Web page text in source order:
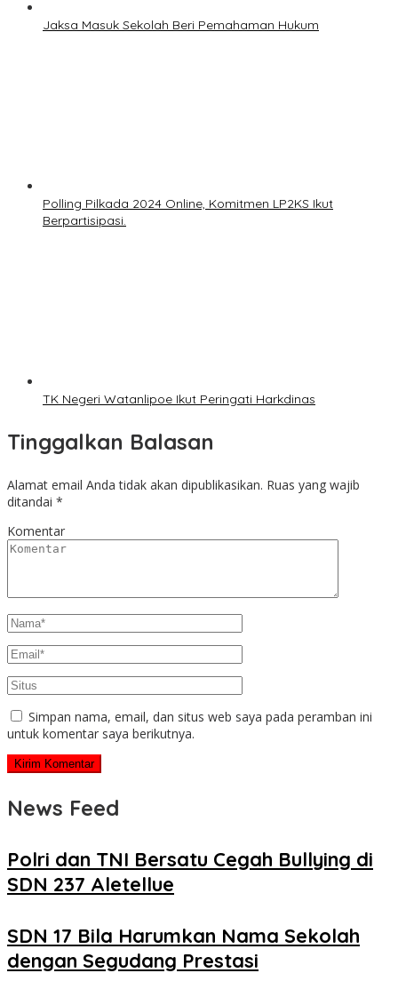
Jaksa Masuk Sekolah Beri Pemahaman Hukum
Polling Pilkada 2024 Online, Komitmen LP2KS Ikut
Berpartisipasi.
TK Negeri Watanlipoe Ikut Peringati Harkdinas
Tinggalkan Balasan
Alamat email Anda tidak akan dipublikasikan. Ruas yang wajib
ditandai *
Komentar
Simpan nama, email, dan situs web saya pada peramban ini
untuk komentar saya berikutnya.
News Feed
Polri dan TNI Bersatu Cegah Bullying di
SDN 237 Aletellue
SDN 17 Bila Harumkan Nama Sekolah
dengan Segudang Prestasi